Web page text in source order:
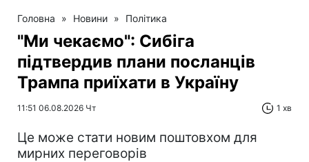
Головна » Новини » Політика
"Ми чекаємо": Сибіга
підтвердив плани посланців
Трампа приїхати в Україну
11:51 06.08.2026 Чт 1 хв
Це може стати новим поштовхом для
мирних переговорів